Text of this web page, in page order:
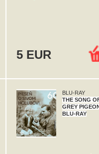
5 EUR
BLU-RAY
THE SONG
GREY
BLU-RAY